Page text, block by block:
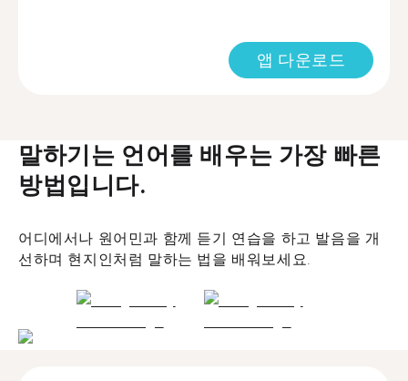
앱 다운로드
말하기는 언어를 배우는 가장 빠른
방법입니다.
어디에서나 원어민과 함께 듣기 연습을 하고 발음을 개
선하며 현지인처럼 말하는 법을 배워보세요.